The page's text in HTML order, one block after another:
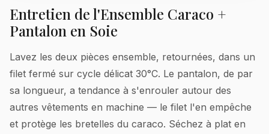
Entretien de l'Ensemble Caraco +
Pantalon en Soie
Lavez les deux pièces ensemble, retournées, dans un
filet fermé sur cycle délicat 30°C. Le pantalon, de par
sa longueur, a tendance à s'enrouler autour des
autres vêtements en machine — le filet l'en empêche
et protège les bretelles du caraco. Séchez à plat en